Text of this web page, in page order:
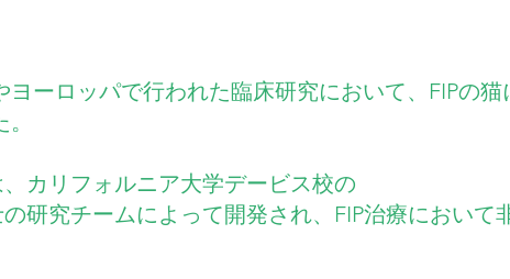
ヨーロッパで行われた臨床研究において、FIPの
、カリフォルニア大学デービス校の
研究チームによって開発され、FIP治療において